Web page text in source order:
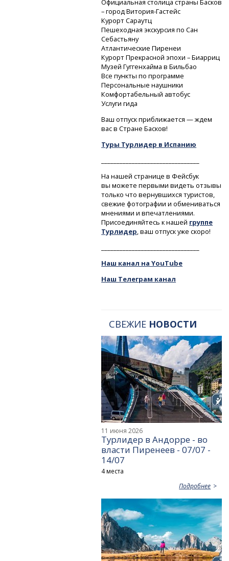
Официальная столица страны Басков
– городВитория-Гастейс
Курорт Сараутц
Пешеходная экскурсия по Сан
Себастьяну
Атлантические Пиренеи
Курорт Прекрасной эпохи – Биарриц
Музей Гуггенхайма в Бильбао
Все пункты по программе
Персональные наушники
Комфортабельный автобус
Услуги гида
Ваш отпуск приближается — ждем
вас в Стране Басков!
Туры Турлидер в Испанию
На нашей странице в Фейсбук
вы можете первыми видеть отзывы
только что вернувшихся туристов,
свежие фотографии и обмениваться
мнениями и впечатлениями.
Присоединяйтесь к нашей группе
Турлидер, ваш отпуск уже скоро!
Наш канал на YouTube
Наш Телеграм канал
СВЕЖИЕ НОВОСТИ
11 июня 2026
Турлидер в Андорре - во
власти Пиренеев - 07/07 -
14/07
4 места
Подробнее